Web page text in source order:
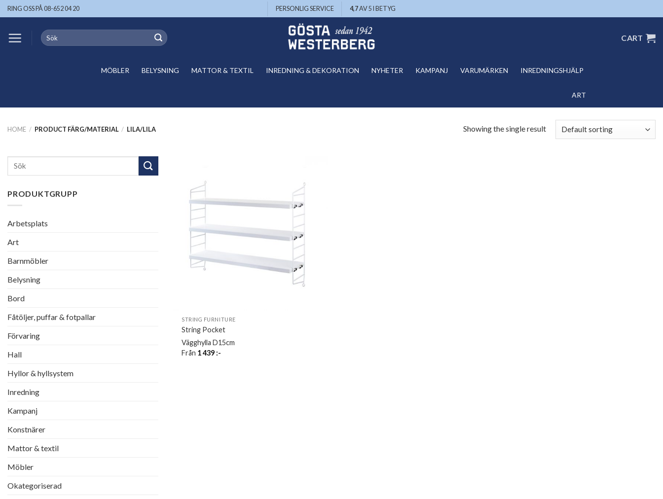
Skip
to
RING OSS PÅ 08-652 04 20 PERSONLIG SERVICE 4,7AV 5 I BETYG
Search
for:
CART
MÖBLER BELYSNING MATTOR & TEXTIL INREDNING & DEKORATION NYHETER KAMPANJ VARUMÄRKEN INREDNINGSHJÄLP
ART
HOME / PRODUCT FÄRG/MATERIAL / LILA/LILA Showing the single result
Search
PRODUKTGRUPP
Arbetsplats
Art
Barnmöbler
Belysning
Bord
Fåtöljer, puffar & fotpallar
Förvaring
Hall
Hyllor & hyllsystem
Inredning
Kampanj
Konstnärer
Mattor & textil
Möbler
Okategoriserad
STRING FURNITURE
String Pocket
Vägghylla D15cm
Från 1 439 :-